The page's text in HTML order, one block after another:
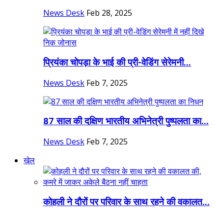
News Desk Feb 28, 2025
प्रियंका चोपड़ा के भाई की प्री-वेडिंग सेरेमनी...
News Desk Feb 7, 2025
87 साल की दक्षिण भारतीय अभिनेत्री पुष्पलता का...
News Desk Feb 7, 2025
खेल
कोहली ने दौरों पर परिवार के साथ रहने की वकालत...